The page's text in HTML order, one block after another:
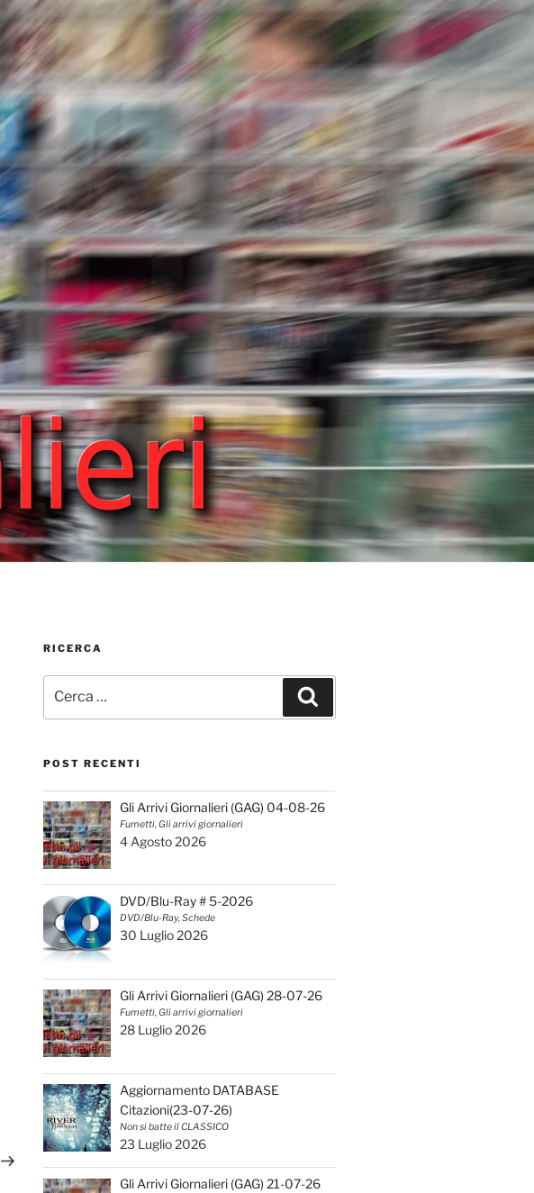
Articolo
successivo
RICERCA
POST RECENTI
Gli Arrivi Giornalieri (GAG) 04-08-26
Fumetti, Gli arrivi giornalieri
4 Agosto 2026
DVD/Blu-Ray # 5-2026
DVD/Blu-Ray, Schede
30 Luglio 2026
Gli Arrivi Giornalieri (GAG) 28-07-26
Fumetti, Gli arrivi giornalieri
28 Luglio 2026
Aggiornamento DATABASE
Citazioni(23-07-26)
Non si batte il CLASSICO
23 Luglio 2026
Gli Arrivi Giornalieri (GAG) 21-07-26